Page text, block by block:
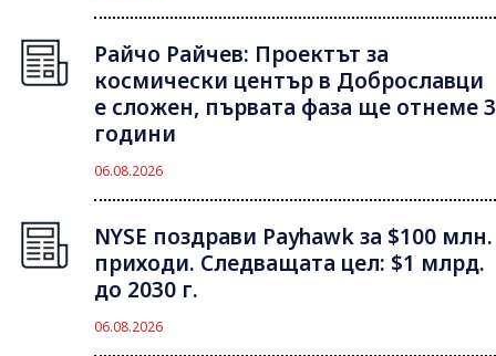
Райчо Райчев: Проектът за
космически център в Доброславци
е сложен, първата фаза ще отнеме 3
години
06.08.2026
NYSE поздрави Payhawk за $100 млн.
приходи. Следващата цел: $1 млрд.
до 2030 г.
06.08.2026